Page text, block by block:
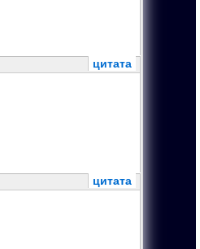
цитата
цитата